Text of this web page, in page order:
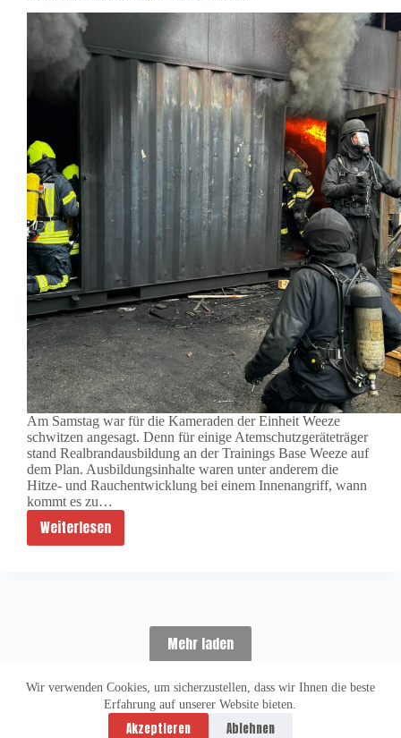
Wir verwenden Cookies, um sicherzustellen, dass wir Ihnen die beste
Erfahrung auf unserer Website bieten.
Akzeptieren Ablehnen
Am Samstag war für die Kameraden der Einheit Weeze
schwitzen angesagt. Denn für einige Atemschutzgeräteträger
stand Realbrandausbildung an der Trainings Base Weeze auf
dem Plan. Ausbildungsinhalte waren unter anderem die
Hitze- und Rauchentwicklung bei einem Innenangriff, wann
kommt es zu…
WeiterlesenRealbrandausbildung
Mehr laden
Datenschutzerklärung
Impressum